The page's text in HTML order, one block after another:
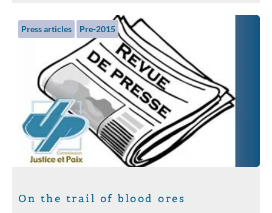
Press articles Pre-2015
On the trail of blood ores